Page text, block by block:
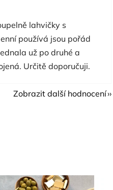
z 5 hvězdiček.
lahvičky s
používá jsou pořád
už po druhé a
Určitě doporučuji.
Zobrazit další hodnocení